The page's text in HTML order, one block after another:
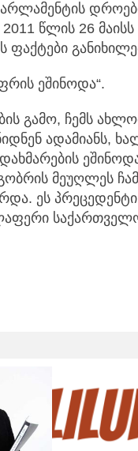
წლის 26
ფაქტები
ეშინოდა“.
გამო, ჩემს
ადამიანს,
დახმარების
მეუღლეს
ეს